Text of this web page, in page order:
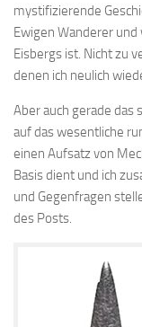
mystifizierende
Ewigen Wanderer
Eisbergs ist. Nicht zu
denen ich neulich
Aber auch gerade das
auf das wesentliche
einen Aufsatz von
Basis dient und ich
und Gegenfragen
des Posts.